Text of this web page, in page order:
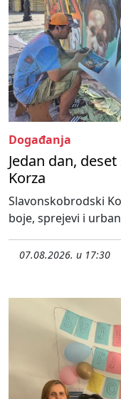
Događanja
Jedan dan,
Korza
Slavonskobrodski
boje, sprejevi i
07.08.2026. u 17:30